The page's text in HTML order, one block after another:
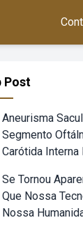
Post
Aneurisma
Segmento
Carótida Interna
Se Tornou
Que Nossa
Nossa